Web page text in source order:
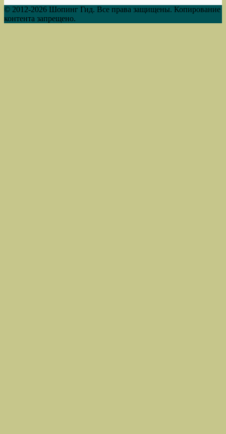
© 2012-2026 Шопинг Гид. Все права защищены. Копирование
контента запрещено.